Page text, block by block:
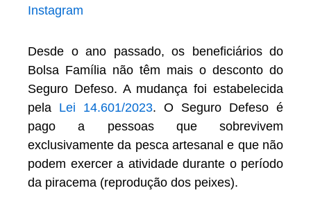
Instagram
Desde o ano passado, os beneficiários do
Bolsa Família não têm mais o desconto do
Seguro Defeso. A mudança foi estabelecida
pela Lei 14.601/2023. O Seguro Defeso é
pago a pessoas que sobrevivem
exclusivamente da pesca artesanal e que não
podem exercer a atividade durante o período
da piracema (reprodução dos peixes).